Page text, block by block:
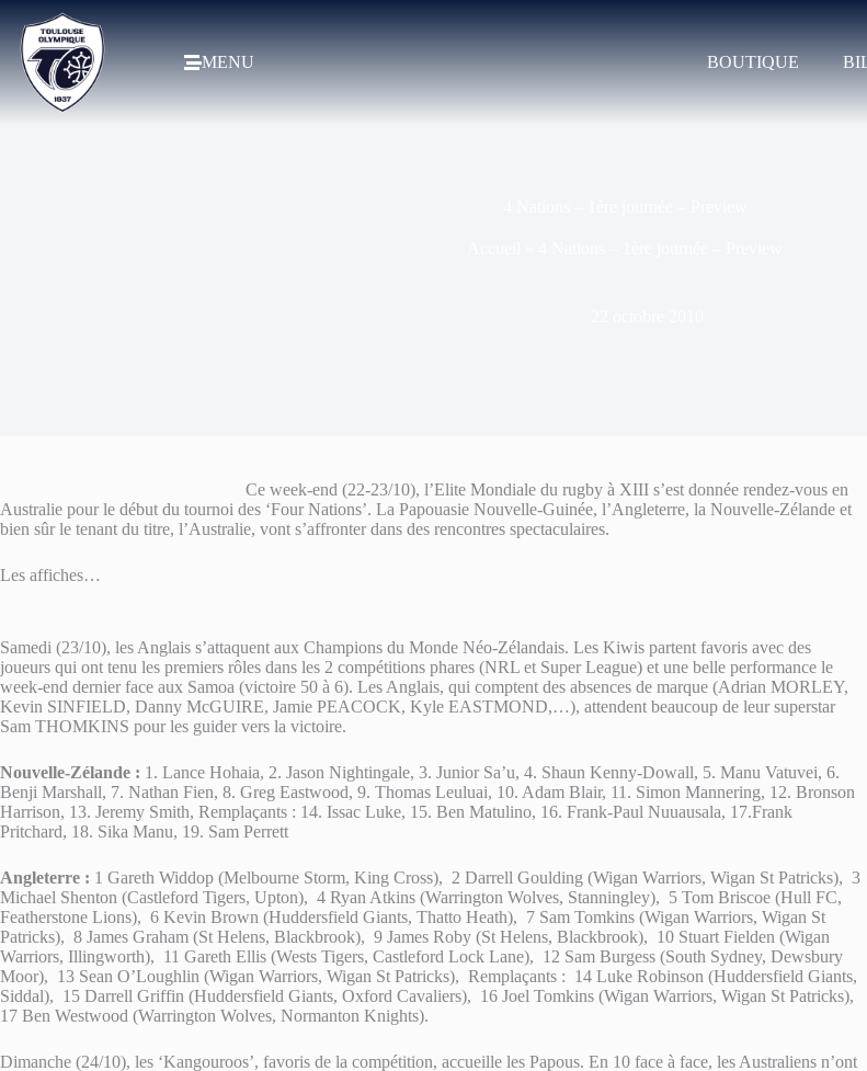
MENU BOUTIQUE
Ce week-end (22-23/10), l’Elite Mondiale du rugby à XIII s’est donnée rendez-vous en
Australie pour le début du tournoi des ‘Four Nations’. La Papouasie Nouvelle-Guinée, l’Angleterre, la Nouvelle-Zélande et
bien sûr le tenant du titre, l’Australie, vont s’affronter dans des rencontres spectaculaires.
Les affiches…
Samedi (23/10), les Anglais s’attaquent aux Champions du Monde Néo-Zélandais. Les Kiwis partent favoris avec des
joueurs qui ont tenu les premiers rôles dans les 2 compétitions phares (NRL et Super League) et une belle performance le
week-end dernier face aux Samoa (victoire 50 à 6). Les Anglais, qui comptent des absences de marque (Adrian MORLEY,
Kevin SINFIELD, Danny McGUIRE, Jamie PEACOCK, Kyle EASTMOND,…), attendent beaucoup de leur superstar
Sam THOMKINS pour les guider vers la victoire.
Nouvelle-Zélande : 1. Lance Hohaia, 2. Jason Nightingale, 3. Junior Sa’u, 4. Shaun Kenny-Dowall, 5. Manu Vatuvei, 6.
Benji Marshall, 7. Nathan Fien, 8. Greg Eastwood, 9. Thomas Leuluai, 10. Adam Blair, 11. Simon Mannering, 12. Bronson
Harrison, 13. Jeremy Smith, Remplaçants : 14. Issac Luke, 15. Ben Matulino, 16. Frank-Paul Nuuausala, 17.Frank
Pritchard, 18. Sika Manu, 19. Sam Perrett
Angleterre : 1 Gareth Widdop (Melbourne Storm, King Cross), 2 Darrell Goulding (Wigan Warriors, Wigan St Patricks), 3
Michael Shenton (Castleford Tigers, Upton), 4 Ryan Atkins (Warrington Wolves, Stanningley), 5 Tom Briscoe (Hull FC,
Featherstone Lions), 6 Kevin Brown (Huddersfield Giants, Thatto Heath), 7 Sam Tomkins (Wigan Warriors, Wigan St
Patricks), 8 James Graham (St Helens, Blackbrook), 9 James Roby (St Helens, Blackbrook), 10 Stuart Fielden (Wigan
Warriors, Illingworth), 11 Gareth Ellis (Wests Tigers, Castleford Lock Lane), 12 Sam Burgess (South Sydney, Dewsbury
Moor), 13 Sean O’Loughlin (Wigan Warriors, Wigan St Patricks), Remplaçants : 14 Luke Robinson (Huddersfield Giants,
Siddal), 15 Darrell Griffin (Huddersfield Giants, Oxford Cavaliers), 16 Joel Tomkins (Wigan Warriors, Wigan St Patricks),
17 Ben Westwood (Warrington Wolves, Normanton Knights).
Dimanche (24/10), les ‘Kangouroos’, favoris de la compétition, accueille les Papous. En 10 face à face, les Australiens n’ont